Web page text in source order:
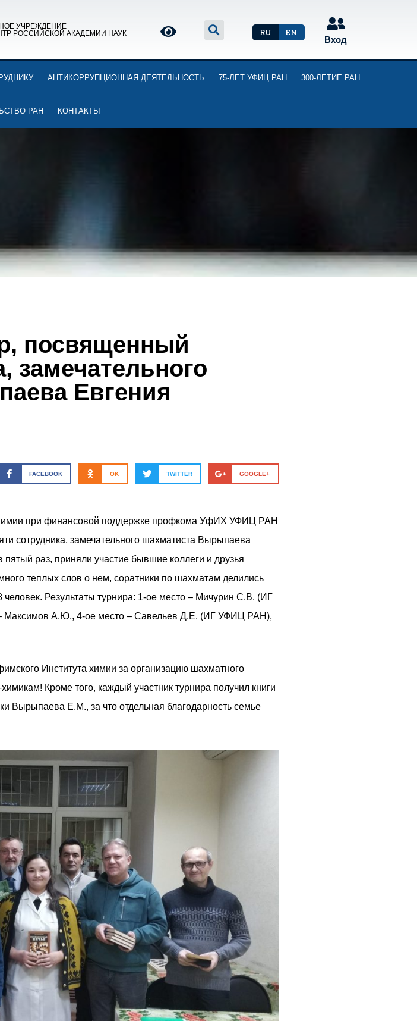
УЧРЕЖДЕНИЕ
РОССИЙСКОЙ АКАДЕМИИ НАУК
RU EN
Вход
АНТИКОРРУПЦИОННАЯ ДЕЯТЕЛЬНОСТЬ 75-ЛЕТ УФИЦ РАН 300-ЛЕТИЕ РАН
РАН КОНТАКТЫ
посвященный
замечательного
Евгения
FACEBOOK OK TWITTER GOOGLE+
химии при финансовой поддержке профкома УфИХ УФИЦ РАН
сотрудника, замечательного шахматиста Вырыпаева
раз, приняли участие бывшие коллеги и друзья
теплых слов о нем, соратники по шахматам делились
Результаты турнира: 1-ое место – Мичурин С.В. (ИГ
Максимов А.Ю., 4-ое место – Савельев Д.Е. (ИГ УФИЦ РАН),
Института химии за организацию шахматного
Кроме того, каждый участник турнира получил книги
Вырыпаева Е.М., за что отдельная благодарность семье